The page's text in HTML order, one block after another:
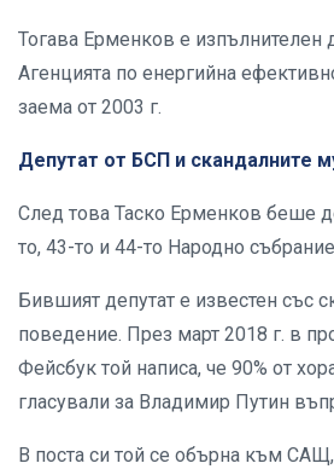
Тогава Ерменков е изпълнителен
Агенцията по енергийна
заема от 2003 г.
Депутат от БСП и скандалните
След това Таско Ерменков беше
то, 43-то и 44-то Народно
Бившият депутат е известен със
поведение. През март 2018 г. в
Фейсбук той написа, че 90% от
гласували за Владимир Путин
В поста си той се обърна към